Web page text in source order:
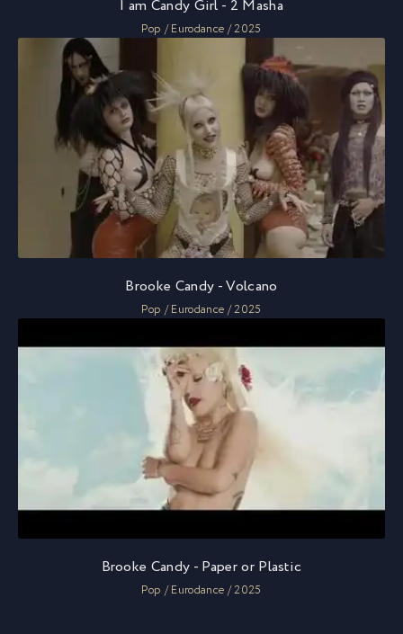
I am Candy Girl - 2 Masha
Pop / Eurodance / 2025
Brooke Candy - Volcano
Pop / Eurodance / 2025
Brooke Candy - Paper or Plastic
Pop / Eurodance / 2025